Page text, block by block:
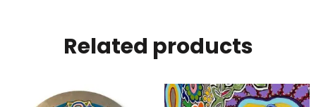
Related products